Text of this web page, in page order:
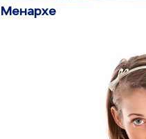
Менархе